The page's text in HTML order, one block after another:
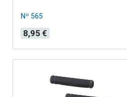
Nº 565
Precio
8,95 €